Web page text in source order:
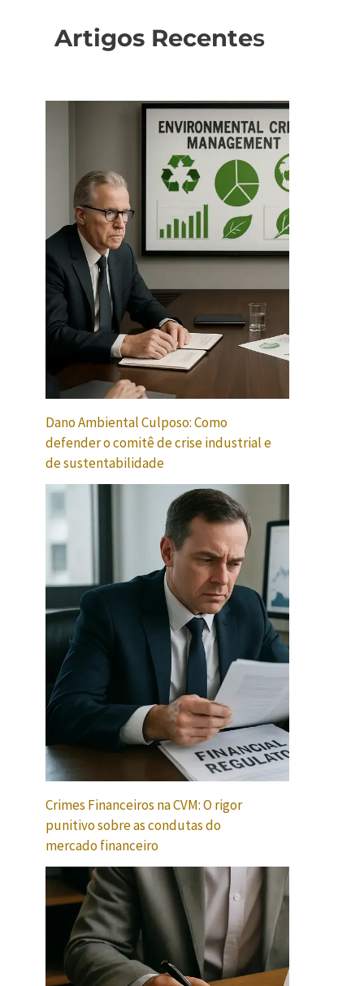
Artigos Recentes
Dano Ambiental Culposo: Como
defender o comitê de crise industrial e
de sustentabilidade
Crimes Financeiros na CVM: O rigor
punitivo sobre as condutas do
mercado financeiro